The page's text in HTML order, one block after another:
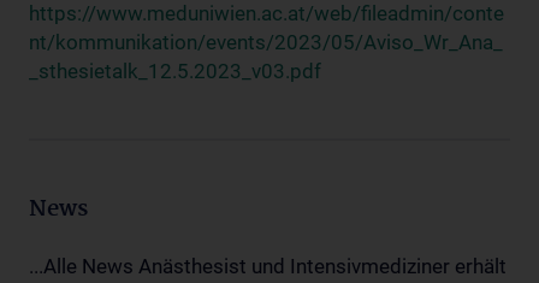
https://www.meduniwien.ac.at/web/fileadmin/conte
nt/kommunikation/events/2023/05/Aviso_Wr_Ana_
_sthesietalk_12.5.2023_v03.pdf
News
...Alle News Anästhesist und Intensivmediziner erhält